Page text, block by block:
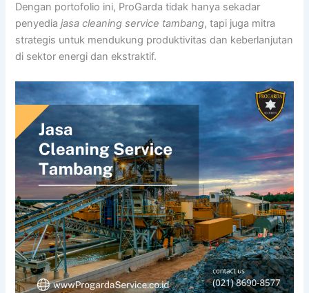
Dengan portofolio ini, ProGarda tidak hanya sekadar
penyediajasa cleaning service tambang, tapi juga mitra
strategis untuk mendukung produktivitas dan keberlanjutan
di sektor energi dan ekstraktif.